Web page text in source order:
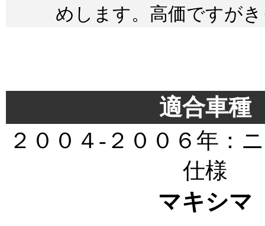
めします。高価ですが
適合車種
２００４-２００６年：
仕様
マキシマ